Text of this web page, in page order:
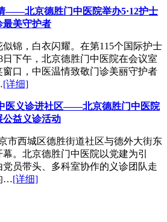
——北京德胜门中医院举办5·12护士
最美守护者
锦，白衣闪耀。在第115个国际护士
日下午，北京德胜门中医院在会议室
口，中医温情致敬门诊美丽守护者
[详细]
医义诊进社区——北京德胜门中医院
公益义诊活动
市西城区德胜街道社区与德外大街东
。北京德胜门中医院以党建为引
员带头、多科室协作的义诊团队走
…[详细]